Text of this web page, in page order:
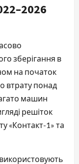
зберігання в
на початок
втрату понад
машин
решіток
«Контакт-1» та